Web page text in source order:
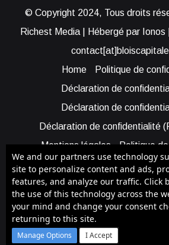
© Copyright 2024, Tous droits
Richest Media | Hébergé par Ionos
Home
Politique de
Déclaration de
Déclaration de
Déclaration de confidentialité
Mentions légales
Politique
Cookie Policy (AUS)
Qui sommes-nous ?
Participer
Bénéficier d’une
Facebook
X
We and our partners use technology
site to personalize content and ads,
features, and analyze our traffic. Click
the use of this technology across the
your mind and change your consent
returning to this site.
Manage Options I Accept